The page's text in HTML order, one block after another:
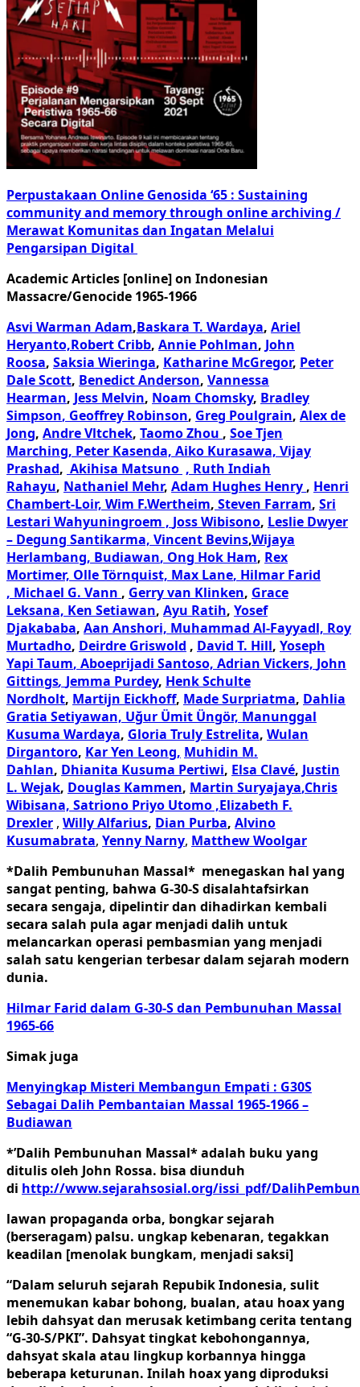
Perpustakaan Online Genosida ‘65 : Sustaining
community and memory through online archiving /
Merawat Komunitas dan Ingatan Melalui
Pengarsipan Digital
Academic Articles [online] on Indonesian
Massacre/Genocide 1965-1966
Asvi Warman Adam,Baskara T. Wardaya, Ariel
Heryanto,Robert Cribb, Annie Pohlman, John
Roosa, Saksia Wieringa, Katharine McGregor, Peter
Dale Scott, Benedict Anderson, Vannessa
Hearman, Jess Melvin, Noam Chomsky, Bradley
Simpson, Geoffrey Robinson, Greg Poulgrain, Alex de
Jong, Andre Vltchek, Taomo Zhou , Soe Tjen
Marching, Peter Kasenda, Aiko Kurasawa, Vijay
Prashad, Akihisa Matsuno , Ruth Indiah
Rahayu, Nathaniel Mehr, Adam Hughes Henry , Henri
Chambert-Loir, Wim F.Wertheim, Steven Farram, Sri
Lestari Wahyuningroem , Joss Wibisono, Leslie Dwyer
– Degung Santikarma, Vincent Bevins,Wijaya
Herlambang, Budiawan, Ong Hok Ham, Rex
Mortimer, Olle Törnquist, Max Lane, Hilmar Farid
, Michael G. Vann , Gerry van Klinken, Grace
Leksana, Ken Setiawan, Ayu Ratih, Yosef
Djakababa, Aan Anshori, Muhammad Al-Fayyadl, Roy
Murtadho, Deirdre Griswold , David T. Hill, Yoseph
Yapi Taum, Aboeprijadi Santoso, Adrian Vickers, John
Gittings, Jemma Purdey, Henk Schulte
Nordholt, Martijn Eickhoff, Made Surpriatma, Dahlia
Gratia Setiyawan, Uğur Ümit Üngör, Manunggal
Kusuma Wardaya, Gloria Truly Estrelita, Wulan
Dirgantoro, Kar Yen Leong, Muhidin M.
Dahlan, Dhianita Kusuma Pertiwi, Elsa Clavé, Justin
L. Wejak, Douglas Kammen, Martin Suryajaya,Chris
Wibisana, Satriono Priyo Utomo ,Elizabeth F.
Drexler , Willy Alfarius, Dian Purba, Alvino
Kusumabrata, Yenny Narny, Matthew Woolgar
*Dalih Pembunuhan Massal* menegaskan hal yang
sangat penting, bahwa G-30-S disalahtafsirkan
secara sengaja, dipelintir dan dihadirkan kembali
secara salah pula agar menjadi dalih untuk
melancarkan operasi pembasmian yang menjadi
salah satu kengerian terbesar dalam sejarah modern
dunia.
Hilmar Farid dalam G-30-S dan Pembunuhan Massal
1965-66
Simak juga
Menyingkap Misteri Membangun Empati : G30S
Sebagai Dalih Pembantaian Massal 1965-1966 –
Budiawan
*’Dalih Pembunuhan Massal* adalah buku yang
ditulis oleh John Rossa. bisa diunduh
di http://www.sejarahsosial.org/issi_pdf/
lawan propaganda orba, bongkar sejarah
(berseragam) palsu. ungkap kebenaran, tegakkan
keadilan [menolak bungkam, menjadi saksi]
“Dalam seluruh sejarah Repubik Indonesia, sulit
menemukan kabar bohong, bualan, atau hoax yang
lebih dahsyat dan merusak ketimbang cerita tentang
“G-30-S/PKI”. Dahsyat tingkat kebohongannya,
dahsyat skala atau lingkup korbannya hingga
beberapa keturunan. Inilah hoax yang diproduksi